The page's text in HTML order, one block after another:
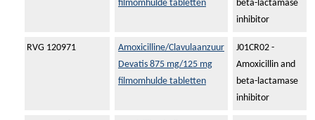
filmomhulde tabletten
beta-lactamase
inhibitor
RVG 120971
Amoxicilline/Clavulaanzuur
Devatis 875 mg/125 mg
filmomhulde tabletten
J01CR02 -
Amoxicillin and
beta-lactamase
inhibitor